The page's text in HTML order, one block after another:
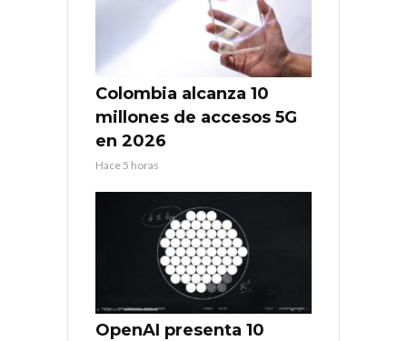
Colombia alcanza 10
millones de accesos 5G
en 2026
Hace 5 horas
OpenAI presenta 10